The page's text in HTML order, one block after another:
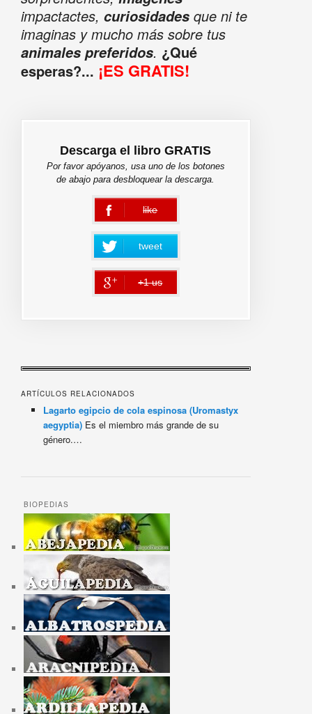
impactactes, curiosidadesque ni te
imaginas y mucho más sobre tus
animales preferidos. ¿Qué
esperas?... ¡ES GRATIS!
Descarga el libro GRATIS
Por favor apóyanos, usa uno de los botones
de abajo para desbloquear la descarga.
like
error
tweet
+1 us
error
ARTÍCULOS RELACIONADOS
Lagarto egipcio de cola espinosa (Uromastyx
aegyptia) Es el miembro más grande de su
género.…
BIOPEDIAS